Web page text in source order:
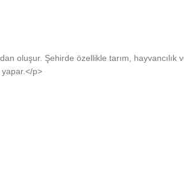
oluşur. Şehirde özellikle tarım, hayvancılık
yapar.</p>